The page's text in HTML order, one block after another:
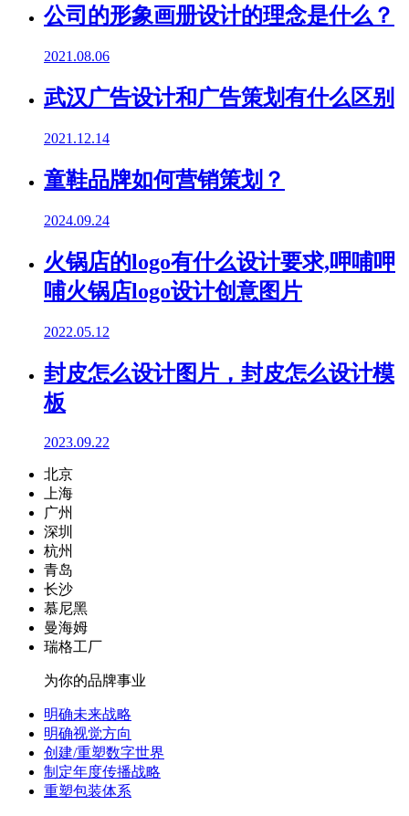
公司的形象画册设计的理念是什么？
2021.08.06
武汉广告设计和广告策划有什么区别
2021.12.14
童鞋品牌如何营销策划？
2024.09.24
火锅店的logo有什么设计要求,呷哺呷
哺火锅店logo设计创意图片
2022.05.12
封皮怎么设计图片，封皮怎么设计模
板
2023.09.22
北京
上海
广州
深圳
杭州
青岛
长沙
慕尼黑
曼海姆
瑞格工厂
为你的品牌事业
明确未来战略
明确视觉方向
创建/重塑数字世界
制定年度传播战略
重塑包装体系